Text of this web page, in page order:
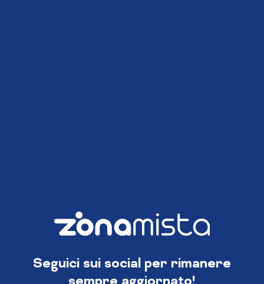
Seguici sui social per rimanere